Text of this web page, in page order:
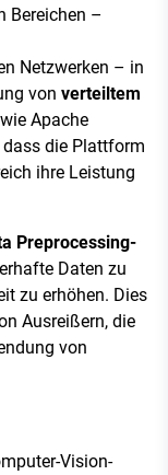
Bereichen –
Netzwerken – in
von verteiltem
wie Apache
die Plattform
ihre Leistung
Preprocessing-
Daten zu
zu erhöhen. Dies
Ausreißern, die
von
Vision-